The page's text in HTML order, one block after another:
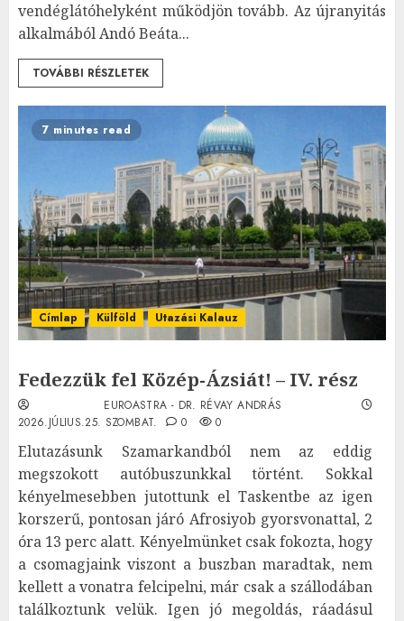
vendéglátóhelyként működjön tovább. Az újranyitás
alkalmából Andó Beáta...
TOVÁBBI RÉSZLETEK
7 minutes read
Címlap Külföld Utazási Kalauz
Fedezzük fel Közép-Ázsiát! – IV. rész
EUROASTRA - DR. RÉVAY ANDRÁS
2026.JÚLIUS.25. SZOMBAT.
0 0
Elutazásunk Szamarkandból nem az eddig
megszokott autóbuszunkkal történt. Sokkal
kényelmesebben jutottunk el Taskentbe az igen
korszerű, pontosan járó Afrosiyob gyorsvonattal, 2
óra 13 perc alatt. Kényelmünket csak fokozta, hogy
a csomagjaink viszont a buszban maradtak, nem
kellett a vonatra felcipelni, már csak a szállodában
találkoztunk velük. Igen jó megoldás, ráadásul